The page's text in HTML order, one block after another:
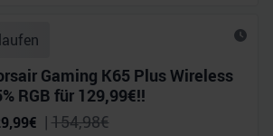
Gaming K65 Plus Wireless
RGB für 129,99€!!
€ | 154,98€